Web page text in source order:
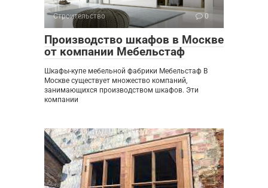
Строительство 0
Производство шкафов в Москве
от компании Мебельстаф
Шкафы-купе мебельной фабрики Мебельстаф В
Москве существует множество компаний,
занимающихся производством шкафов. Эти
компании